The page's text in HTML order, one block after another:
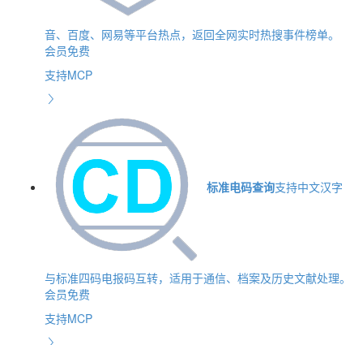
音、百度、网易等平台热点，返回全网实时热搜事件榜单。
会员免费
支持MCP
标准电码查询支持中文汉字
与标准四码电报码互转，适用于通信、档案及历史文献处理。
会员免费
支持MCP